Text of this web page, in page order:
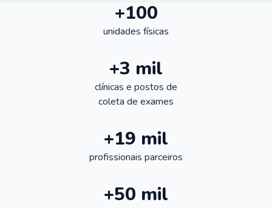
+100
unidades físicas
+3 mil
clínicas e postos de
coleta de exames
+19 mil
profissionais parceiros
+50 mil